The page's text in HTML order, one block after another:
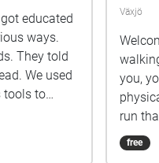
educated
ways.
They told
used
tools to
it.
Växjö
you,
run
data.
free